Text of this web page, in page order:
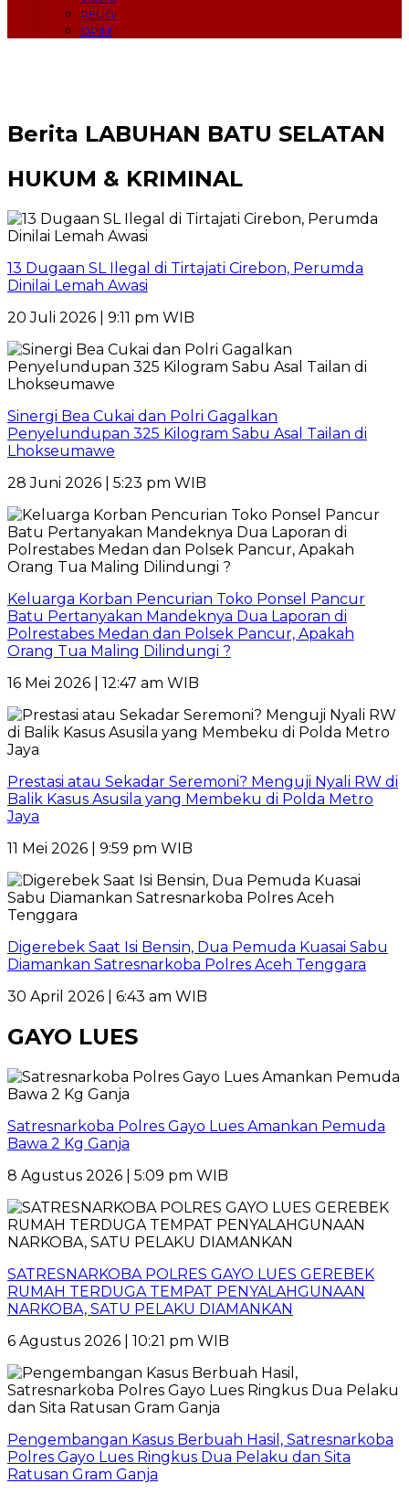
RELIGI
OPINI
Berita LABUHAN BATU SELATAN
HUKUM & KRIMINAL
13 Dugaan SL Ilegal di Tirtajati Cirebon, Perumda
Dinilai Lemah Awasi
20 Juli 2026 | 9:11 pm WIB
Sinergi Bea Cukai dan Polri Gagalkan
Penyelundupan 325 Kilogram Sabu Asal Tailan di
Lhokseumawe
28 Juni 2026 | 5:23 pm WIB
Keluarga Korban Pencurian Toko Ponsel Pancur
Batu Pertanyakan Mandeknya Dua Laporan di
Polrestabes Medan dan Polsek Pancur, Apakah
Orang Tua Maling Dilindungi ?
16 Mei 2026 | 12:47 am WIB
Prestasi atau Sekadar Seremoni? Menguji Nyali RW di
Balik Kasus Asusila yang Membeku di Polda Metro
Jaya
11 Mei 2026 | 9:59 pm WIB
Digerebek Saat Isi Bensin, Dua Pemuda Kuasai Sabu
Diamankan Satresnarkoba Polres Aceh Tenggara
30 April 2026 | 6:43 am WIB
GAYO LUES
Satresnarkoba Polres Gayo Lues Amankan Pemuda
Bawa 2 Kg Ganja
8 Agustus 2026 | 5:09 pm WIB
SATRESNARKOBA POLRES GAYO LUES GEREBEK
RUMAH TERDUGA TEMPAT PENYALAHGUNAAN
NARKOBA, SATU PELAKU DIAMANKAN
6 Agustus 2026 | 10:21 pm WIB
Pengembangan Kasus Berbuah Hasil, Satresnarkoba
Polres Gayo Lues Ringkus Dua Pelaku dan Sita
Ratusan Gram Ganja